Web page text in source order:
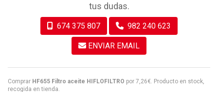
Comprar HF655 Filtro aceite HIFLOFILTRO por 7,26€ . Producto en stock,
recogida en tienda.
tus dudas.
674 375 807 982 240 623
ENVIAR EMAIL